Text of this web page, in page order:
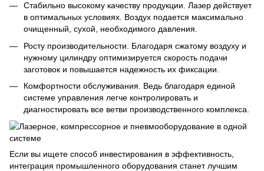
Стабильно высокому качеству продукции. Лазер действует
в оптимальных условиях. Воздух подается максимально
очищенный, сухой, необходимого давления.
Росту производительности. Благодаря сжатому воздуху и
нужному цилиндру оптимизируется скорость подачи
заготовок и повышается надежность их фиксации.
Комфортности обслуживания. Ведь благодаря единой
системе управления легче контролировать и
диагностировать все ветви производственного комплекса.
Если вы ищете способ инвестирования в эффективность,
интеграция промышленного оборудования станет лучшим